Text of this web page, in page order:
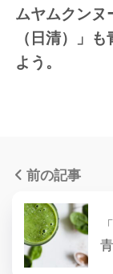
ムヤムクンヌ
（日清）」
よう。
前の記事